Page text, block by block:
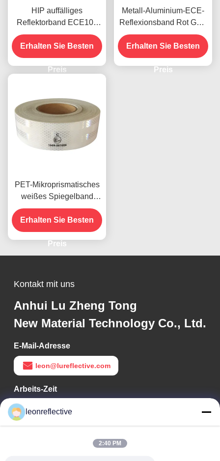
HIP auffälliges
Reflektorband ECE104
für den Außenbereich
eines Lkw
Erhalten Sie Besten
Preis
Metall-Aluminium-ECE-
Reflexionsband Rot Gelb
Weiß für Anhänger
Erhalten Sie Besten
Preis
PET-Mikroprismatisches
weißes Spiegelband
Reflexionsband für
Fahrzeuge ECE-
zertifiziert
Erhalten Sie Besten
Preis
Kontakt mit uns
Anhui Lu Zheng Tong
New Material Technology Co., Ltd.
E-Mail-Adresse
leon@lureflective.com
Arbeits-Zeit
9:00-18:00
Unsere Adresse
Adresse des Unternehmens
leonreflective
2:40 PM